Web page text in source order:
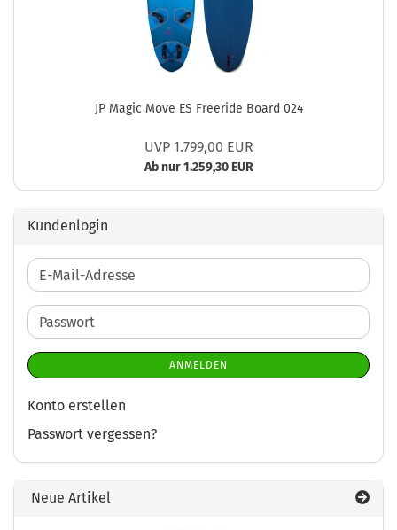
JP Magic Move ES Freeride Board 024
UVP 1.799,00 EUR
Ab nur 1.259,30 EUR
Kundenlogin
E-
Mail-
Adresse
Passwort
ANMELDEN
Konto erstellen
Passwort vergessen?
Neue Artikel